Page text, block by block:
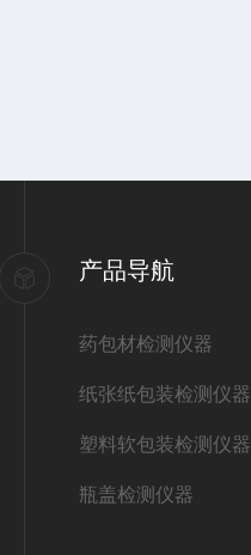
产品导航
药包材检测仪器
纸张纸包装检测仪器
塑料软包装检测仪器
瓶盖检测仪器